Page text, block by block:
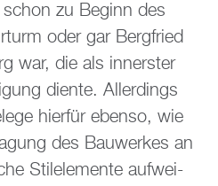
schon zu Be­ginn des
oder gar Berg­fried
war, die als in­ners­ter
dien­te. Al­ler­dings
hier­für eben­so, wie
des Bau­wer­kes an
Stil­ele­men­te auf­wei­